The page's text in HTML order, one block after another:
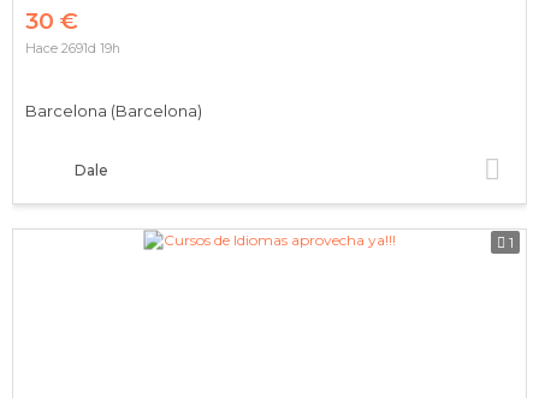
30 €
Dale
Barcelona (Barcelona)
Hace 2691d 19h
1